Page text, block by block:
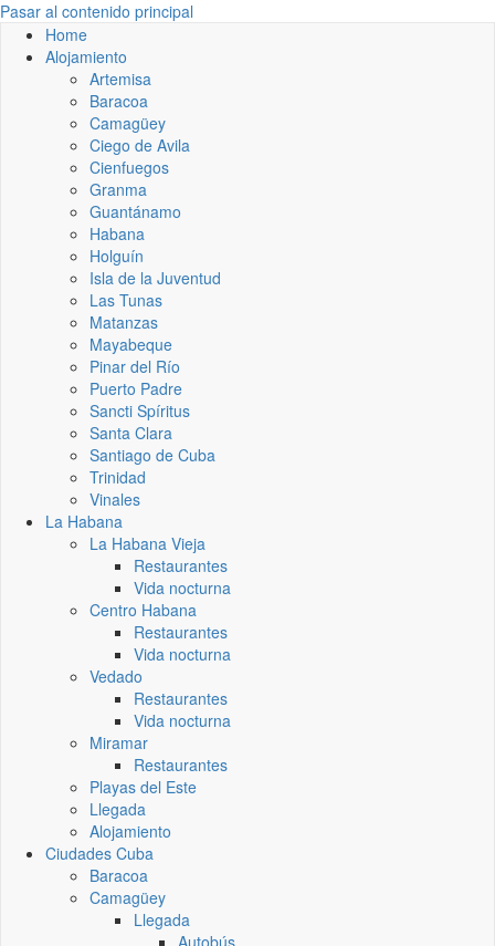
Pasar al contenido principal
Home
Alojamiento
Artemisa
Baracoa
Camagüey
Ciego de Avila
Cienfuegos
Granma
Guantánamo
Habana
Holguín
Isla de la Juventud
Las Tunas
Matanzas
Mayabeque
Pinar del Río
Puerto Padre
Sancti Spíritus
Santa Clara
Santiago de Cuba
Trinidad
Vinales
La Habana
La Habana Vieja
Restaurantes
Vida nocturna
Centro Habana
Restaurantes
Vida nocturna
Vedado
Restaurantes
Vida nocturna
Miramar
Restaurantes
Playas del Este
Llegada
Alojamiento
Ciudades Cuba
Baracoa
Camagüey
Llegada
Autobús